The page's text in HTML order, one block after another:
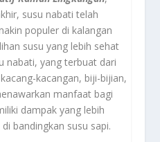
susu nabati telah
populer di kalangan
susu yang lebih sehat
nabati, yang terbuat dari
kacangan, biji-bijian,
manfaat bagi
dampak yang lebih
bandingkan susu sapi.